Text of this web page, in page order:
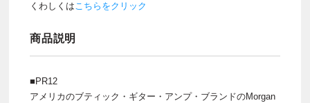
くわしくはこちらをクリック
商品説明
■PR12
アメリカのブティック・ギター・アンプ・ブランドのMorgan